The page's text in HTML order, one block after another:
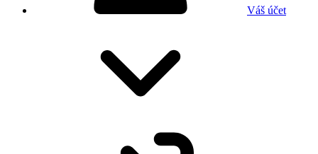
Váš účet